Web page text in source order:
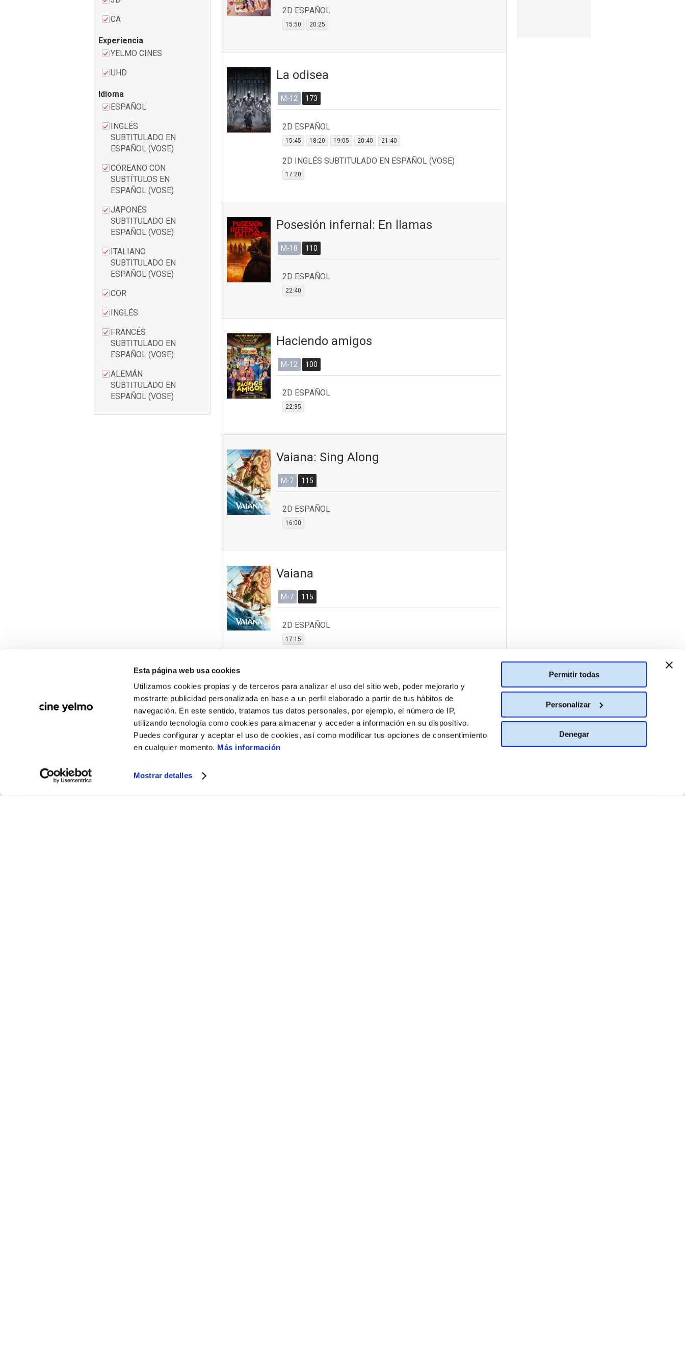
Esta página web usa cookies
Utilizamos cookies propias y de terceros para analizar el uso del sitio web, poder mejorarlo y
mostrarte publicidad personalizada en base a un perfil elaborado a partir de tus hábitos de
navegación. En este sentido, tratamos tus datos personales, por ejemplo, el número de IP,
utilizando tecnología como cookies para almacenar y acceder a información en su dispositivo.
Puedes configurar y aceptar el uso de cookies, así como modificar tus opciones de consentimiento
en cualquier momento. Más información
Mostrar detalles
Permitir todas
Personalizar
Denegar
CA
Experiencia
YELMO CINES
UHD
Idioma
ESPAÑOL
INGLÉS
SUBTITULADO EN
ESPAÑOL (VOSE)
COREANO CON
SUBTÍTULOS EN
ESPAÑOL (VOSE)
JAPONÉS
SUBTITULADO EN
ESPAÑOL (VOSE)
ITALIANO
SUBTITULADO EN
ESPAÑOL (VOSE)
COR
INGLÉS
FRANCÉS
SUBTITULADO EN
ESPAÑOL (VOSE)
ALEMÁN
SUBTITULADO EN
ESPAÑOL (VOSE)
2D ESPAÑOL
15:50 20:25
La odisea
M-12 173
2D ESPAÑOL
15:45 18:20 19:05 20:40 21:40
2D INGLÉS SUBTITULADO EN ESPAÑOL (VOSE)
17:20
Posesión infernal: En llamas
M-18 110
2D ESPAÑOL
22:40
Haciendo amigos
M-12 100
2D ESPAÑOL
22:35
Vaiana: Sing Along
M-7 115
2D ESPAÑOL
16:00
Vaiana
M-7 115
2D ESPAÑOL
17:15
Minions & Monsters
M-7 90
2D ESPAÑOL